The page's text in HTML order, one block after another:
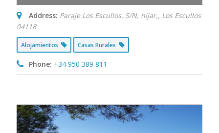
Address: Paraje Los Escullos. S/N, nijar,, Los Escullos
04118
Alojamientos Casas Rurales
Phone: +34 950 389 811